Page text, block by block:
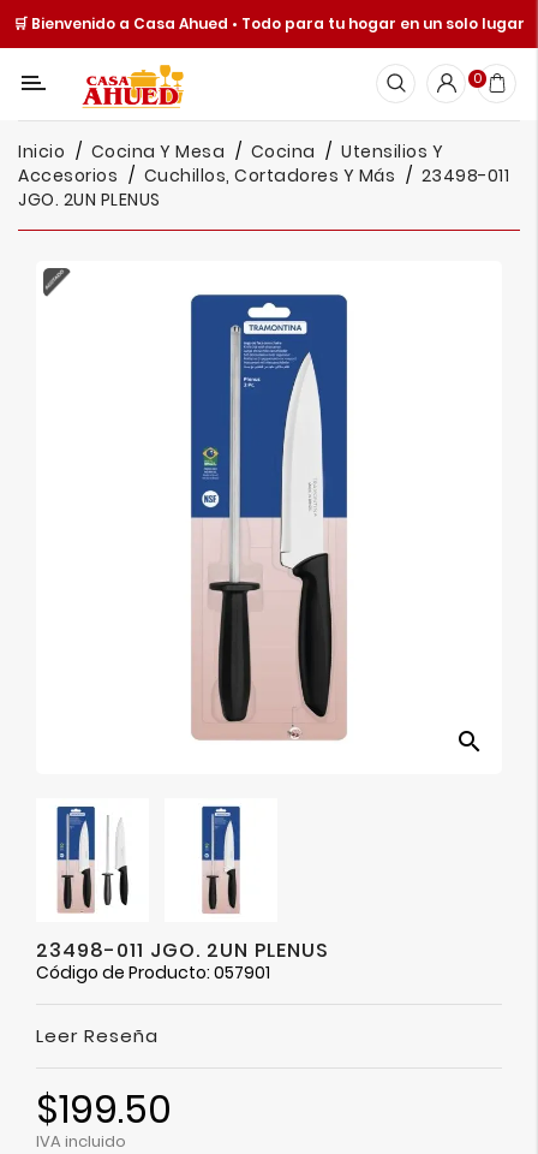
🛒 Bienvenido a Casa Ahued • Todo para tu hogar en un solo lugar
Categoría
Cocina
Y
Mesa
Hogar
0
Inicio Cocina Y Mesa Cocina
Utensilios Y
Accesorios
Cuchillos, Cortadores Y Más
23498-011
JGO. 2UN PLENUS
search
23498-011 JGO. 2UN PLENUS
Código de Producto: 057901
Leer Reseña
$199.50
IVA incluido